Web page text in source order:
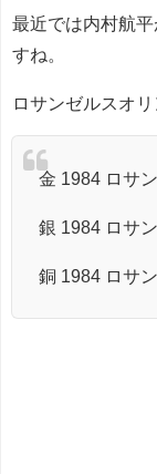
最近では内村航
すね。
ロサンゼルスオリ
金 1984 ロサ
銀 1984 ロサ
銅 1984 ロサ